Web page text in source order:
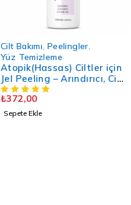
Cilt Bakımı Peelingler
Yüz Temizleme
Atopik(Hassas) Ciltler için
Jel Peeling – Arındırıcı, Cilt
Yenileyici - 100 ML.
₺372,00
Sepete Ekle